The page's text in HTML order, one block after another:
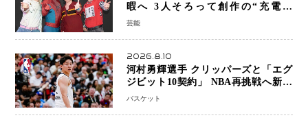
暇へ 3人そろって創作の“充電期
間”「自分らしいインプットを」
芸能
2026.8.10
河村勇輝選手 クリッパーズと「エグ
ジビット10契約」 NBA再挑戦へ新た
な一歩、八村塁選手との共闘にも期待
バスケット